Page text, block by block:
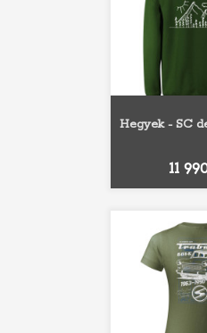
Hegyek - SC
Ár
11